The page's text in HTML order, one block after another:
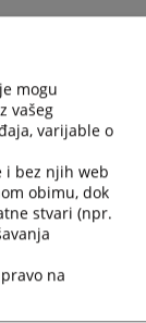
mogu
vašeg
varijable o
i bez njih web
obimu, dok
stvari (npr.
na